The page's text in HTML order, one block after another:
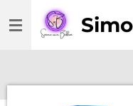
direct